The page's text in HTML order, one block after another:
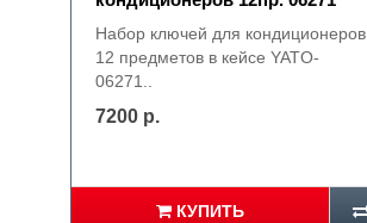
Набор ключей для кондиционеров
12 предметов в кейсе YATO-
06271..
7200 р.
КУПИТЬ